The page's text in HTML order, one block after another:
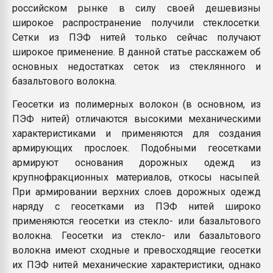
российском рынке в силу своей дешевизны
широкое распространение получили стеклосетки.
Сетки из ПЭФ нитей только сейчас получают
широкое применение. В данной статье расскажем об
основных недостатках сеток из стеклянного и
базальтового волокна.
Геосетки из полимерных волокон (в основном, из
ПЭФ нитей) отличаются высокими механическими
характеристиками и применяются для создания
армирующих прослоек. Подобными геосетками
армируют основания дорожных одежд из
крупнофракционных материалов, откосы насыпей.
При армировании верхних слоев дорожных одежд
наряду с геосетками из ПЭФ нитей широко
применяются геосетки из стекло- или базальтового
волокна. Геосетки из стекло- или базальтового
волокна имеют сходные и превосходящие геосетки
их ПЭФ нитей механические характеристики, однако